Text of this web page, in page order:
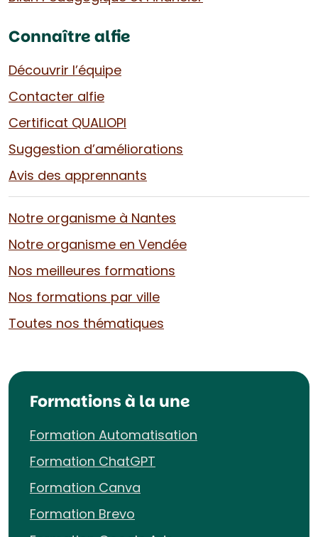
Connaître alfie
Découvrir l’équipe
Contacter alfie
Certificat QUALIOPI
Suggestion d’améliorations
Avis des apprennants
Notre organisme à Nantes
Notre organisme en Vendée
Nos meilleures formations
Nos formations par ville
Toutes nos thématiques
Formations à la une
Formation Automatisation
Formation ChatGPT
Formation Canva
Formation Brevo